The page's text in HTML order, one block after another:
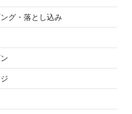
グ・落とし込み